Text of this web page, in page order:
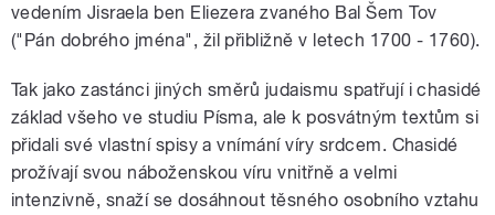
vedením Jisraela ben Eliezera zvaného Bal Šem Tov
("Pán dobrého jména", žil přibližně v letech 1700 - 1760).
Tak jako zastánci jiných směrů judaismu spatřují i chasidé
základ všeho ve studiu Písma, ale k posvátným textům si
přidali své vlastní spisy a vnímání víry srdcem. Chasidé
prožívají svou náboženskou víru vnitřně a velmi
intenzivně, snaží se dosáhnout těsného osobního vztahu